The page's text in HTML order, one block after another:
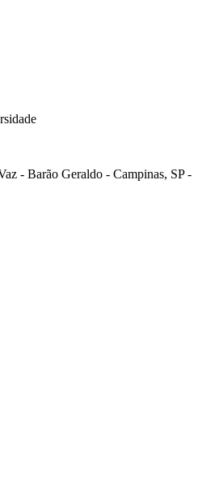
- Barão Geraldo - Campinas, SP -